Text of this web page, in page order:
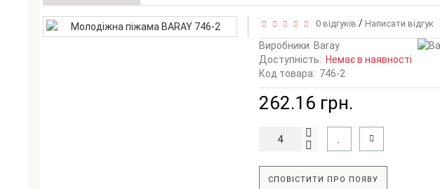
0 відгуків / Написати відгук
Виробники Baray
Доступність: Немає в наявності
Код товара: 746-2
262.16 грн.
СПОВІСТИТИ ПРО ПОЯВУ